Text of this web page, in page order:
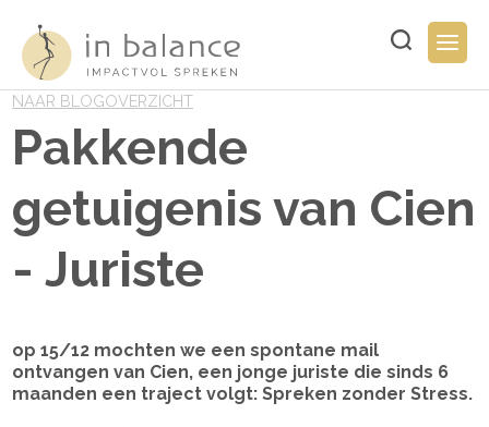
naar
inhoud
Typ
NAAR BLOGOVERZICHT
Pakkende
getuigenis van Cien
- Juriste
op 15/12 mochten we een spontane mail
ontvangen van Cien, een jonge juriste die sinds 6
maanden een traject volgt: Spreken zonder Stress.